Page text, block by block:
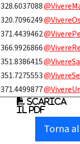
328.6037088
320.7096249
371.4439462
366.9926866
351.8386415
351.7275553
371.4499877
Scarica
il pdf
Torna